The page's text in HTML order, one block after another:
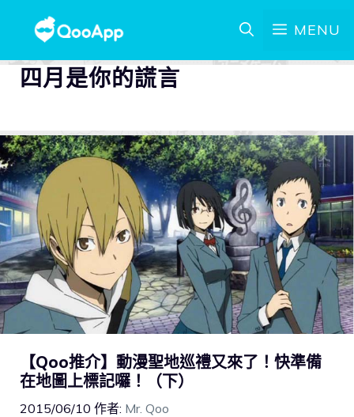
MENU
四月是你的謊言
【Qoo推介】動漫聖地巡禮又來了！快準備
在地圖上標記囉！（下）
2015/06/10 作者: Mr. Qoo